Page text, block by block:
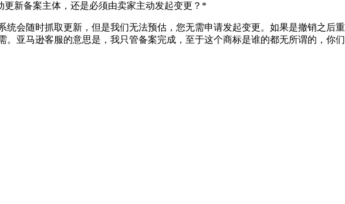
更新备案主体，还是必须由卖家主动发起变更？*
统会随时抓取更新，但是我们无法预估，您无需申请发起变更。如果是撤销之后
。亚马逊客服的意思是，我只管备案完成，至于这个商标是谁的都无所谓的，你